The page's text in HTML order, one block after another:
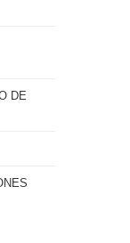
DE